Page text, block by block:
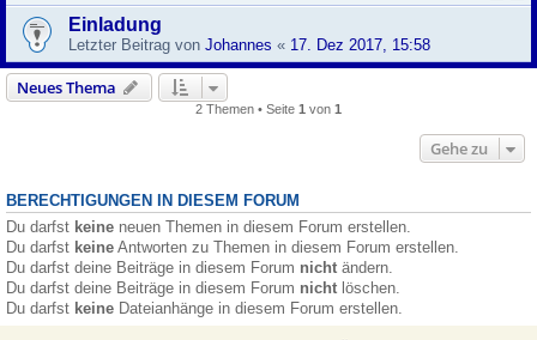
Einladung
Letzter Beitrag von Johannes « 17. Dez 2017, 15:58
Neues Thema
2 Themen • Seite 1 von 1
Gehe zu
BERECHTIGUNGEN IN DIESEM FORUM
Du darfst keine neuen Themen in diesem Forum erstellen.
Du darfst keine Antworten zu Themen in diesem Forum erstellen.
Du darfst deine Beiträge in diesem Forum nicht ändern.
Du darfst deine Beiträge in diesem Forum nicht löschen.
Du darfst keine Dateianhänge in diesem Forum erstellen.